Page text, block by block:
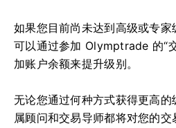
如果您目前尚未达到高级或专
可以通过参加 Olymptrade 的“
加账户余额来提升级别。
无论您通过何种方式获得更高
属顾问和交易导师都将对您的